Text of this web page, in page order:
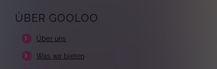
ÜBER GOOLOO
Über uns
Was wir bieten